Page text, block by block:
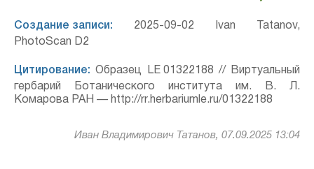
Создание записи: 2025-09-02 Ivan Tatanov,
PhotoScan D2
Цитирование: Образец LE 01322188 // Виртуальный
гербарий Ботанического института им. В. Л.
Комарова РАН — http://rr.herbariumle.ru/01322188
Иван Владимирович Татанов, 07.09.2025 13:04